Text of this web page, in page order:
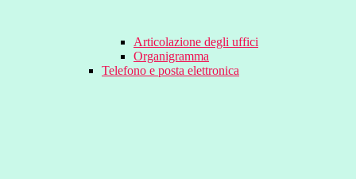
Articolazione degli uffici
Organigramma
Telefono e posta elettronica